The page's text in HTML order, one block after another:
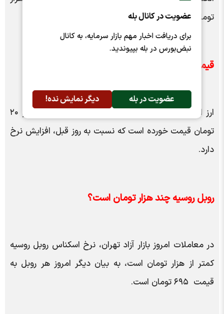
عضویت در کانال بله
برای دریافت اخبار مهم بازار سرمایه، به کانال
نبض‌بورس در بله بپیوندید.
عضویت در بله دیگر نمایش نده!
تومان در نوسان است.
قیمت ارز افغانی چند؟
ارز افغانی در بازار غیررسمی ارز تهران، امروز یک هزار و ۲۰
تومان قیمت خورده است که نسبت به روز قبل، افزایش نرخ
دارد.
روبل روسیه چند هزار تومان است؟
در معاملات امروز بازار آزاد تهران، نرخ اسکناس روبل روسیه
کمتر از هزار تومان است، به بیان دیگر امروز هر روبل به
قیمت ۶۹۵ تومان است.